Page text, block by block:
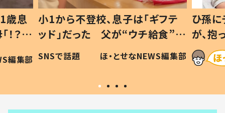
フテ
食”を
編集部
ひ孫にデレデレな80歳じいじ
が、抱っこすると…ひ孫の反応に
「涙が出ました」「可愛くて仕方な
い」
ほ・とせなNEWS編集部